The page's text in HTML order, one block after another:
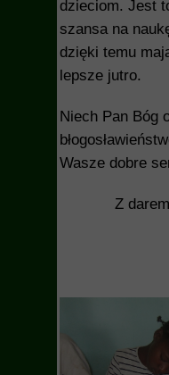
dzieciom. Jest
szansa na
dzięki temu
lepsze jutro.
Niech Pan Bóg
Wasze dobre
Z